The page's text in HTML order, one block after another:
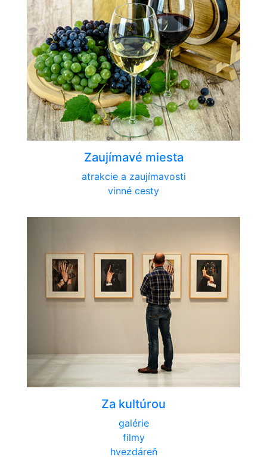
Zaujímavé miesta
atrakcie a zaujímavosti
vinné cesty
Za kultúrou
galérie
filmy
hvezdáreň